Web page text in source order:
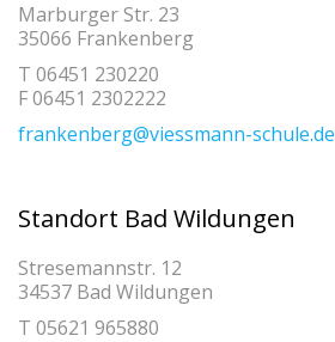
Marburger Str. 23
35066 Frankenberg
T 06451 230220
F 06451 2302222
frankenberg@viessmann-schule.de
Standort Bad Wildungen
Stresemannstr. 12
34537 Bad Wildungen
T 05621 965880